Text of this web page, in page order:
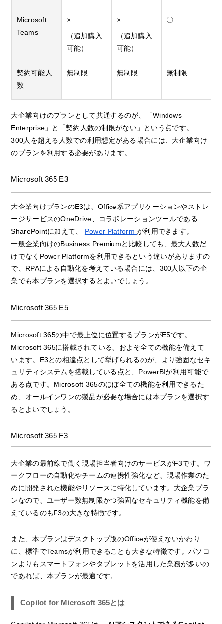
Microsoft
Teams
×
（追加購入
可能）
×
（追加購入
可能）
〇
契約可能人
数
無制限 無制限 無制限
大企業向けのプランとして共通するのが、「Windows
Enterprise」と「契約人数の制限がない」という点です。
300人を超える人数での利用想定がある場合には、大企業向け
のプランを利用する必要があります。
Microsoft 365 E3
大企業向けプランのE3は、Office系アプリケーションやストレ
ージサービスのOneDrive、コラボレーションツールである
SharePointに加えて、 Power Platformが利用できます。
一般企業向けのBusiness Premiumと比較しても、最大人数だ
けでなくPower Platformを利用できるという違いがありますの
で、RPAによる自動化を考えている場合には、300人以下の企
業でも本プランを選択するとよいでしょう。
Microsoft 365 E5
Microsoft 365の中で最上位に位置するプランがE5です。
Microsoft 365に搭載されている、およそ全ての機能を備えて
います。E3との相違点として挙げられるのが、より強固なセキ
ュリティシステムを搭載している点と、PowerBIが利用可能で
ある点です。Microsoft 365のほぼ全ての機能を利用できるた
め、オールインワンの製品が必要な場合には本プランを選択す
るとよいでしょう。
Microsoft 365 F3
大企業の最前線で働く現場担当者向けのサービスがF3です。ワ
ークフローの自動化やチームの連携性強化など、現場作業のた
めに開発された機能やリソースに特化しています。大企業プラ
ンなので、ユーザー数無制限かつ強固なセキュリティ機能を備
えているのもF3の大きな特徴です。
また、本プランはデスクトップ版のOfficeが使えないかわり
に、標準でTeamsが利用できることも大きな特徴です。パソコ
ンよりもスマートフォンやタブレットを活用した業務が多いの
であれば、本プランが最適です。
Copilot for Microsoft 365とは